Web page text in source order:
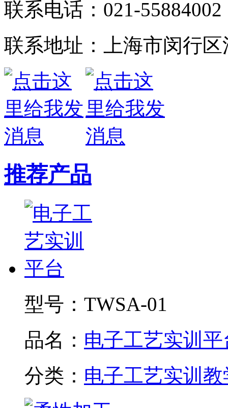
联系电话：021-55884002
联系地址：上海市闵行区
推荐产品
型号： TWSA-01
品名： 电子工艺实训平
分类： 电子工艺实训